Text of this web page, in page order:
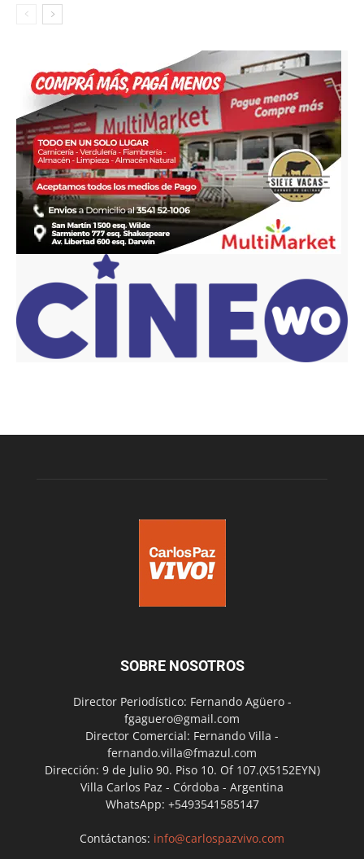
SOBRE NOSOTROS
Director Periodístico: Fernando Agüero -
fgaguero@gmail.com
Director Comercial: Fernando Villa -
fernando.villa@fmazul.com
Dirección: 9 de Julio 90. Piso 10. Of 107.(X5152EYN)
Villa Carlos Paz - Córdoba - Argentina
WhatsApp: +5493541585147
Contáctanos: info@carlospazvivo.com